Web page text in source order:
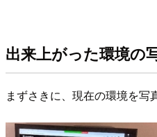
出来上がった環境の
まずさきに、現在の環境を写